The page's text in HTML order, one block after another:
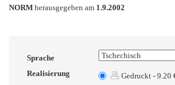
NORM herausgegeben am 1.9.2002
Sprache
Realisierung
Gedruckt - 9.20